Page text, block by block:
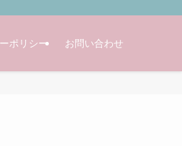
ポリシー お問い合わせ